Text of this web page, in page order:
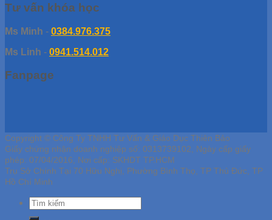
Tư vấn khóa học
Ms Minh - 0384.976.375
Ms Linh - 0941.514.012
Fanpage
Copyright © Công Ty TNHH Tư Vấn & Giáo Dục Thiên Bảo
Giấy chứng nhận doanh nghiệp số: 0313739102, Ngày cấp giấy
phép: 07/04/2016, Nơi cấp: SKHDT TP.HCM
Trụ Sở Chính Tại 70 Hữu Nghị, Phường Bình Thọ, TP Thủ Đức, TP
Hồ Chí Minh